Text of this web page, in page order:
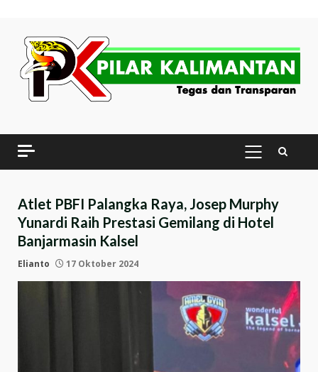
content
PRIMARY
MENU
Atlet PBFI Palangka Raya, Josep Murphy
Yunardi Raih Prestasi Gemilang di Hotel
Banjarmasin Kalsel
Elianto 17 Oktober 2024